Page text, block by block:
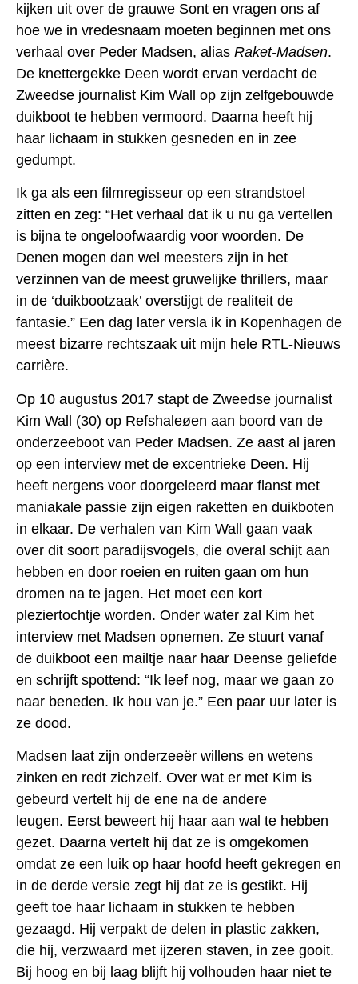
kijken uit over de grauwe Sont en vragen ons af
hoe we in vredesnaam moeten beginnen met ons
verhaal over Peder Madsen, alias Raket-Madsen.
De knettergekke Deen wordt ervan verdacht de
Zweedse journalist Kim Wall op zijn zelfgebouwde
duikboot te hebben vermoord. Daarna heeft hij
haar lichaam in stukken gesneden en in zee
gedumpt.
Ik ga als een filmregisseur op een strandstoel
zitten en zeg: “Het verhaal dat ik u nu ga vertellen
is bijna te ongeloofwaardig voor woorden. De
Denen mogen dan wel meesters zijn in het
verzinnen van de meest gruwelijke thrillers, maar
in de ‘duikbootzaak’ overstijgt de realiteit de
fantasie.” Een dag later versla ik in Kopenhagen de
meest bizarre rechtszaak uit mijn hele RTL-Nieuws
carrière.
Op 10 augustus 2017 stapt de Zweedse journalist
Kim Wall (30) op Refshaleøen aan boord van de
onderzeeboot van Peder Madsen. Ze aast al jaren
op een interview met de excentrieke Deen. Hij
heeft nergens voor doorgeleerd maar flanst met
maniakale passie zijn eigen raketten en duikboten
in elkaar. De verhalen van Kim Wall gaan vaak
over dit soort paradijsvogels, die overal schijt aan
hebben en door roeien en ruiten gaan om hun
dromen na te jagen. Het moet een kort
pleziertochtje worden. Onder water zal Kim het
interview met Madsen opnemen. Ze stuurt vanaf
de duikboot een mailtje naar haar Deense geliefde
en schrijft spottend: “Ik leef nog, maar we gaan zo
naar beneden. Ik hou van je.” Een paar uur later is
ze dood.
Madsen laat zijn onderzeeër willens en wetens
zinken en redt zichzelf. Over wat er met Kim is
gebeurd vertelt hij de ene na de andere
leugen. Eerst beweert hij haar aan wal te hebben
gezet. Daarna vertelt hij dat ze is omgekomen
omdat ze een luik op haar hoofd heeft gekregen en
in de derde versie zegt hij dat ze is gestikt. Hij
geeft toe haar lichaam in stukken te hebben
gezaagd. Hij verpakt de delen in plastic zakken,
die hij, verzwaard met ijzeren staven, in zee gooit.
Bij hoog en bij laag blijft hij volhouden haar niet te